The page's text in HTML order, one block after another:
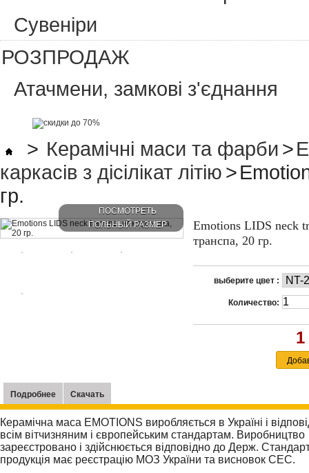
Сувеніри
РОЗПРОДАЖ
Атачмени, замкові з'єднання
> Керамічні маси та фарби >
каркасів з дісілікат літію >
гр.
ПОСМОТРЕТЬ
ПОЛЬНЫЙ РАЗМЕР
Emotions LIDS neck
транспа, 20 гр.
выберите цвет :
Количество:
1
Подробнее Скачать
Керамічна маса EMOTIONS виробляється в Україні і
всім вітчизняним і європейським стандартам. Виробництво
зареєстровано і здійснюється відповідно до Держ.
продукція має реєстрацію МОЗ України та висновок СЕС.